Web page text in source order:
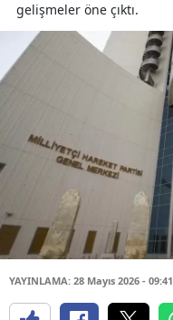
gelişmeler öne çıktı.
YAYINLAMA: 28 Mayıs 2026 - 09:41